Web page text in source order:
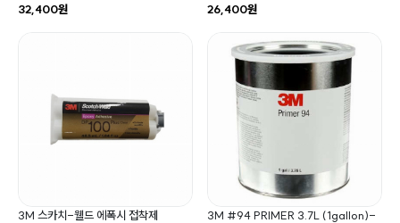
32,400원
26,400원
3M 스카치-웰드 에폭시 접착제
3M #94 PRIMER 3.7L (1gallon)-